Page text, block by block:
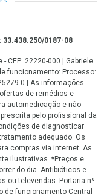
33.438.250/0187-08
CEP: 22220-000 | Gabriele
funcionamento: Processo:
| As informações
de remédios e
automedicação e não
pelo profissional da
de diagnosticar
adequado. Os
compras via internet. As
ilustrativas. *Preços e
do dia. Antibióticos e
ou televendas. Portaria nº
de funcionamento Central